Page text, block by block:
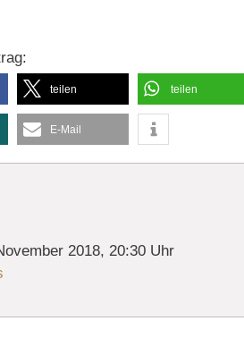
teilen teilen
E-Mail
2018, 20:30 Uhr